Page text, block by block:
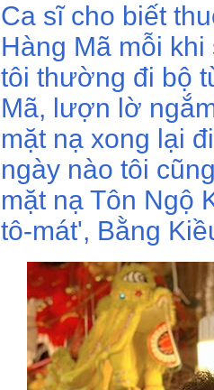
Ca sĩ cho biết
Hàng Mã mỗi
tôi thường đi bộ
Mã, lượn lờ
mặt nạ xong lại
ngày nào tôi
mặt nạ Tôn Ngộ
tô-mát', Bằng